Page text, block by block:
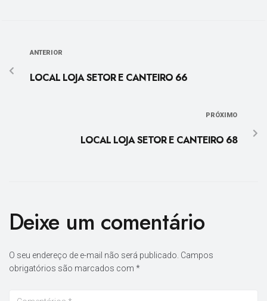
ANTERIOR
LOCAL LOJA SETOR E CANTEIRO 66
PRÓXIMO
LOCAL LOJA SETOR E CANTEIRO 68
Deixe um comentário
O seu endereço de e-mail não será publicado. Campos
obrigatórios são marcados com *